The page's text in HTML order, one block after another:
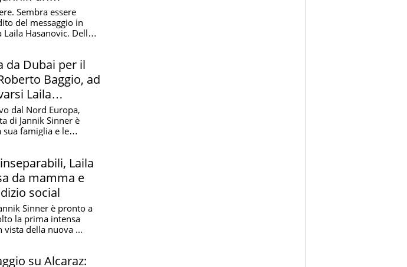
Sembra essere
del messaggio in
Hasanovic. Della
da Dubai per il
Baggio, ad
Laila
dal Nord Europa,
di Jannik Sinner è
famiglia e le
Laila
da mamma e
social
Sinner è pronto a
la prima intensa
vista della nuova ...
su Alcaraz: